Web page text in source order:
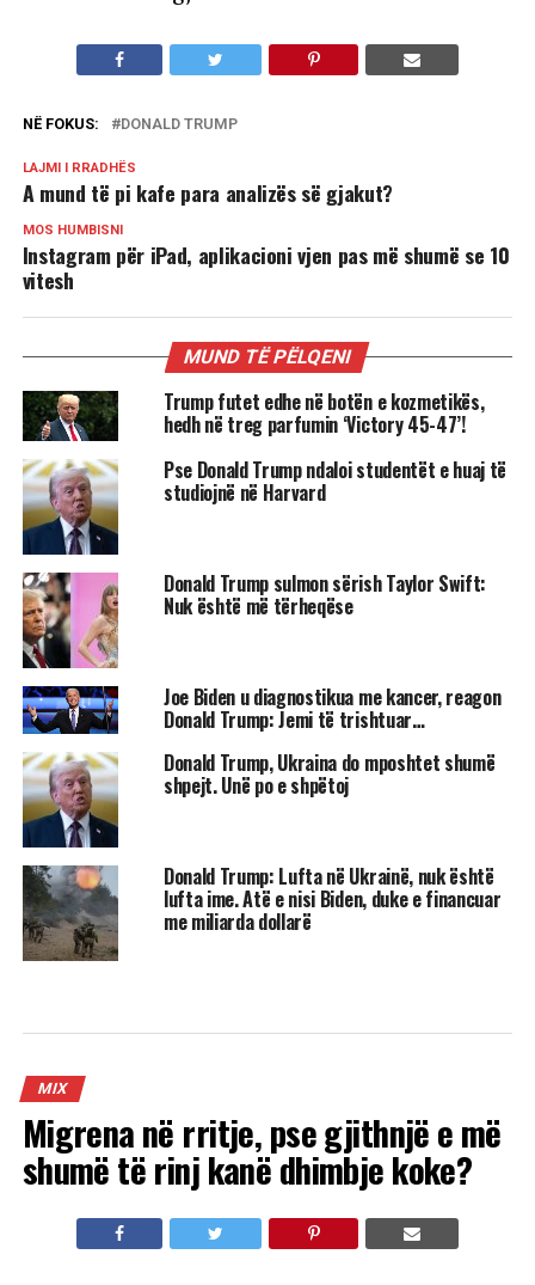
NË FOKUS: DONALD TRUMP
LAJMI I RRADHËS
A mund të pi kafe para analizës së gjakut?
MOS HUMBISNI
Instagram për iPad, aplikacioni vjen pas më shumë se 10
vitesh
MUND TË PËLQENI
Trump futet edhe në botën e kozmetikës,
hedh në treg parfumin ‘Victory 45-47’!
Pse Donald Trump ndaloi studentët e huaj të
studiojnë në Harvard
Donald Trump sulmon sërish Taylor Swift:
Nuk është më tërheqëse
Joe Biden u diagnostikua me kancer, reagon
Donald Trump: Jemi të trishtuar…
Donald Trump, Ukraina do mposhtet shumë
shpejt. Unë po e shpëtoj
Donald Trump: Lufta në Ukrainë, nuk është
lufta ime. Atë e nisi Biden, duke e financuar
me miliarda dollarë
MIX
Migrena në rritje, pse gjithnjë e më
shumë të rinj kanë dhimbje koke?